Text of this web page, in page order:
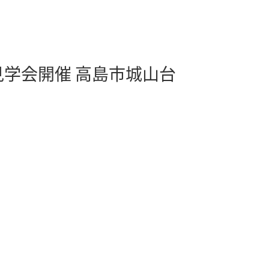
会開催 高島市城山台